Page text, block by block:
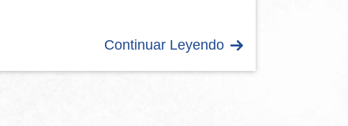
Continuar Leyendo